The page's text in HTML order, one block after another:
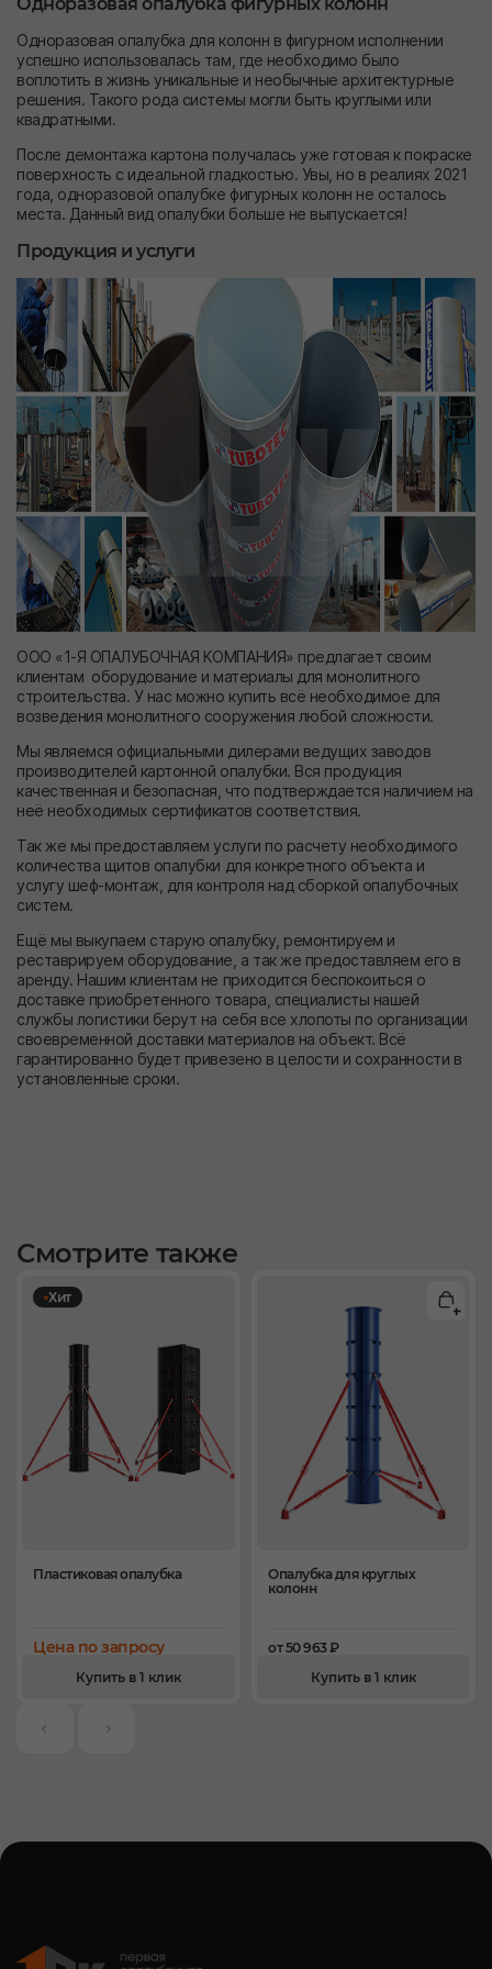
Одноразовая опалубка для колонн в фигурном исполнении
успешно использовалась там, где необходимо было
воплотить в жизнь уникальные и необычные архитектурные
решения. Такого рода системы могли быть круглыми или
квадратными.
После демонтажа картона получалась уже готовая к покраске
поверхность с идеальной гладкостью. Увы, но в реалиях 2021
года, одноразовой опалубке фигурных колонн не осталось
места. Данный вид опалубки больше не выпускается!
Продукция и услуги
ООО «1-Я ОПАЛУБОЧНАЯ КОМПАНИЯ» предлагает своим
клиентам оборудование и материалы для монолитного
строительства. У нас можно купить всё необходимое для
возведения монолитного сооружения любой сложности.
Мы являемся официальными дилерами ведущих заводов
производителей картонной опалубки. Вся продукция
качественная и безопасная, что подтверждается наличием на
неё необходимых сертификатов соответствия.
Так же мы предоставляем услуги по расчету необходимого
количества щитов опалубки для конкретного объекта и
услугу шеф-монтаж, для контроля над сборкой опалубочных
систем.
Ещё мы выкупаем старую опалубку, ремонтируем и
реставрируем оборудование, а так же предоставляем его в
аренду. Нашим клиентам не приходится беспокоиться о
доставке приобретенного товара, специалисты нашей
службы логистики берут на себя все хлопоты по организации
своевременной доставки материалов на объект. Всё
гарантированно будет привезено в целости и сохранности в
установленные сроки.
Смотрите также
Пластиковая опалубка
Цена по запросу
Купить в 1 клик
Хит
Опалубка для круглых
колонн
от 50 963 ₽
Купить в 1 клик